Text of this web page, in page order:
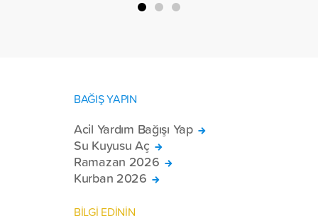
BAĞIŞ YAPIN
Acil Yardım Bağışı Yap
Su Kuyusu Aç
Ramazan 2026
Kurban 2026
BİLGİ EDİNİN